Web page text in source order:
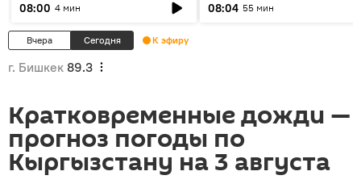
08:00 4 мин
08:04 55 мин
Вчера Сегодня К эфиру
г. Бишкек 89.3
Кратковременные дожди —
прогноз погоды по
Кыргызстану на 3 августа